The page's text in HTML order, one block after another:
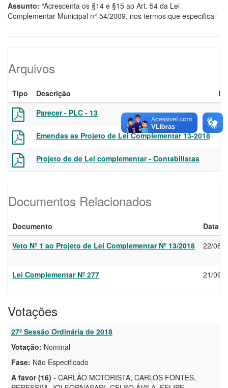
Assunto: “Acrescenta os §14 e §15 ao Art. 54 da Lei
Complementar Municipal n° 54/2009, nos termos que especifica”
Arquivos
Tipo Descrição
Parecer - PLC - 13
Emendas as Projeto de Lei Complementar 13-2018
Projeto de de Lei complementar - Contabilistas
Documentos Relacionados
Documento
Data
Veto Nº 1 ao Projeto de Lei Complementar Nº 13/2018
22/08/
Lei Complementar Nº 277 21/09/
Votações
27ª Sessão Ordinária de 2018
Votação: Nominal
Fase: Não Especificado
A favor (16) - CARLÃO MOTORISTA, CARLOS FONTES,